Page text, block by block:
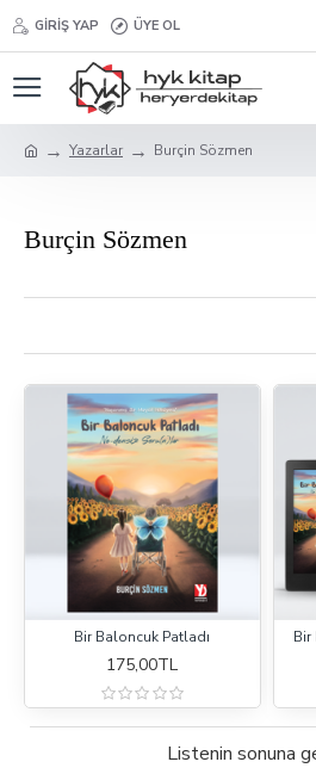
GIRIŞ YAP ÜYE OL
Yazarlar Burçin Sözmen
Burçin Sözmen
Bir Baloncuk Patladı
175,00TL
Bir
Listenin sonuna